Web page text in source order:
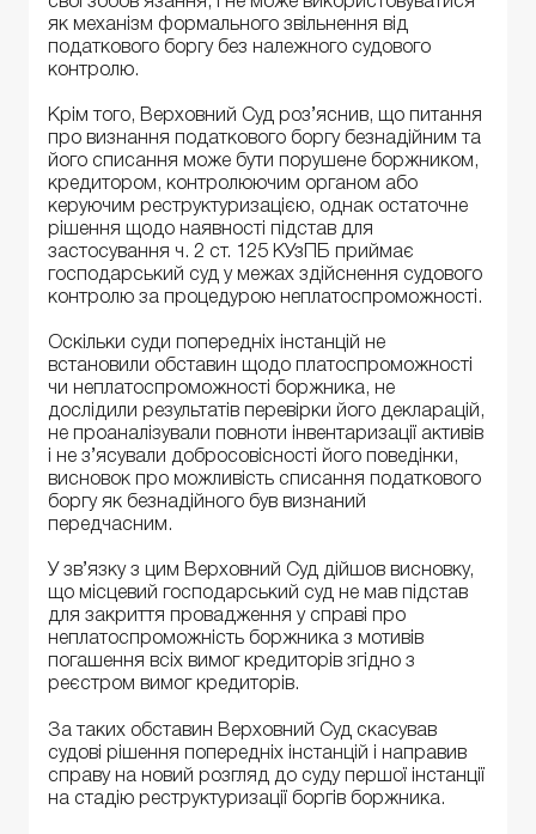
як механізм формального звільнення від
податкового боргу без належного судового
контролю.
Крім того, Верховний Суд роз’яснив, що питання
про визнання податкового боргу безнадійним та
його списання може бути порушене боржником,
кредитором, контролюючим органом або
керуючим реструктуризацією, однак остаточне
рішення щодо наявності підстав для
застосування ч. 2 ст. 125 КУзПБ приймає
господарський суд у межах здійснення судового
контролю за процедурою неплатоспроможності.
Оскільки суди попередніх інстанцій не
встановили обставин щодо платоспроможності
чи неплатоспроможності боржника, не
дослідили результатів перевірки його декларацій,
не проаналізували повноти інвентаризації активів
і не з’ясували добросовісності його поведінки,
висновок про можливість списання податкового
боргу як безнадійного був визнаний
передчасним.
У зв’язку з цим Верховний Суд дійшов висновку,
що місцевий господарський суд не мав підстав
для закриття провадження у справі про
неплатоспроможність боржника з мотивів
погашення всіх вимог кредиторів згідно з
реєстром вимог кредиторів.
За таких обставин Верховний Суд скасував
судові рішення попередніх інстанцій і направив
справу на новий розгляд до суду першої інстанції
на стадію реструктуризації боргів боржника.